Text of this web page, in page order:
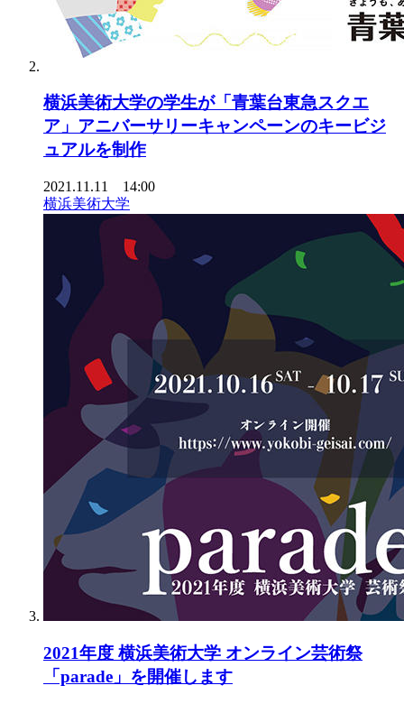
横浜美術大学の学生が「青葉台東急スクエ
ア」アニバーサリーキャンペーンのキービジ
ュアルを制作
2021.11.11 14:00
横浜美術大学
2021年度 横浜美術大学 オンライン芸術祭
「parade」を開催します